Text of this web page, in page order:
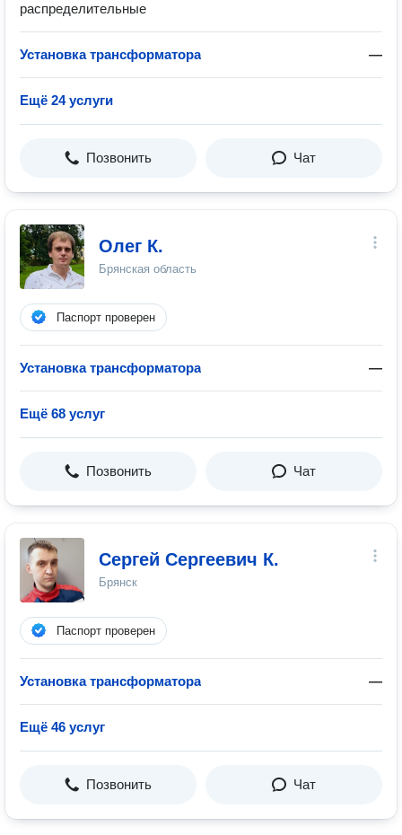
распределительные
Установка трансформатора —
Ещё 24 услуги
Позвонить Чат
Олег К.
Брянская область
Паспорт проверен
Установка трансформатора —
Ещё 68 услуг
Позвонить Чат
Сергей Сергеевич К.
Брянск
Паспорт проверен
Установка трансформатора —
Ещё 46 услуг
Позвонить Чат